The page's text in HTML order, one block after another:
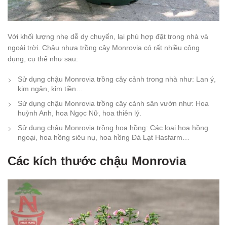
Với khối lượng nhẹ dễ dy chuyển, lại phù hợp đặt trong nhà và
ngoài trời. Chậu nhựa trồng cây Monrovia có rất nhiều công
dụng, cụ thể như sau:
Sử dụng chậu Monrovia trồng cây cảnh trong nhà như: Lan ý,
kim ngân, kim tiền…
Sử dụng chậu Monrovia trồng cây cảnh sân vườn như: Hoa
huỳnh Anh, hoa Ngọc Nữ, hoa thiên lý.
Sử dụng chậu Monrovia trồng hoa hồng: Các loại hoa hồng
ngoại, hoa hồng siêu nụ, hoa hồng Đà Lạt Hasfarm…
Các kích thước chậu Monrovia